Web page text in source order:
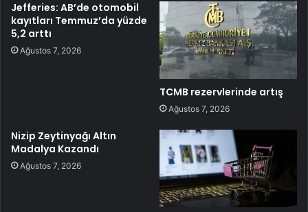
Jefferies: AB’de otomobil
kayıtları Temmuz’da yüzde
5,2 arttı
Ağustos 7, 2026
TCMB rezervlerinde artış
Ağustos 7, 2026
Nizip Zeytinyağı Altın
Madalya Kazandı
Ağustos 7, 2026